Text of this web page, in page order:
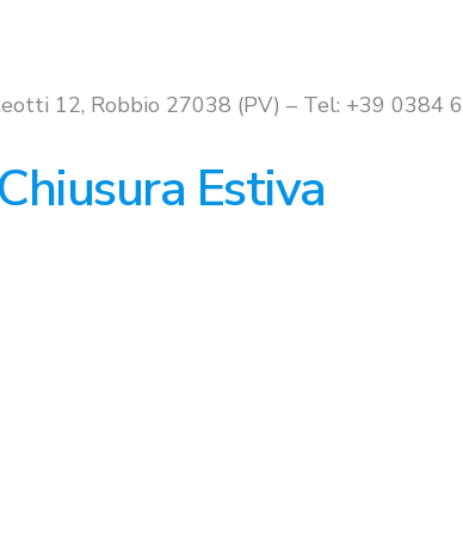
12, Robbio 27038 (PV) – Tel: +39 0384
Chiusura Estiva